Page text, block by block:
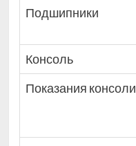
Подшипники
Консоль
Показания консоли